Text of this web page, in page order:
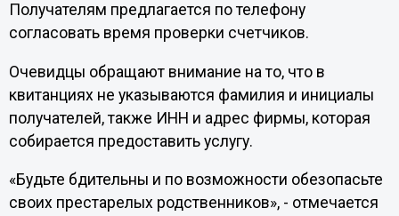
Получателям предлагается по телефону
согласовать время проверки счетчиков.
Очевидцы обращают внимание на то, что в
квитанциях не указываются фамилия и инициалы
получателей, также ИНН и адрес фирмы, которая
собирается предоставить услугу.
«Будьте бдительны и по возможности обезопасьте
своих престарелых родственников», - отмечается